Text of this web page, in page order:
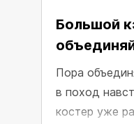
Большой
Пора
в поход
костер уже